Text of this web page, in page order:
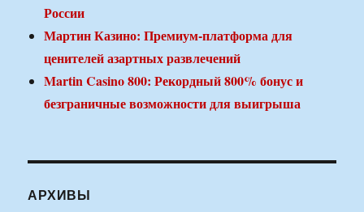
России
Мартин Казино: Премиум-платформа для
ценителей азартных развлечений
Martin Casino 800: Рекордный 800% бонус и
безграничные возможности для выигрыша
АРХИВЫ